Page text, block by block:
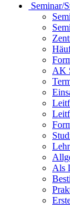
Seminar/
AK
Als